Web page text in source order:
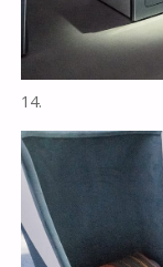
14.